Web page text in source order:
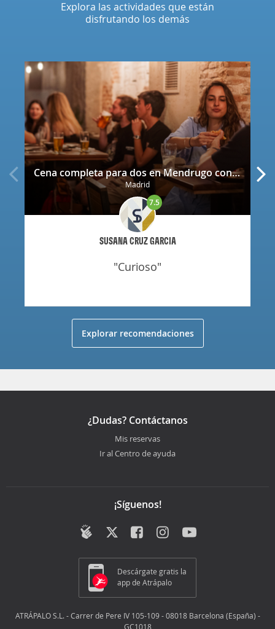
Cena completa para dos en Mendrugo con cerveza artesana incluida
Madrid
SUSANA CRUZ GARCIA
7.5
"curioso"
Explora las actividades que están
disfrutando los demás
Explorar recomendaciones
¿Dudas? Contáctanos
Mis reservas
Ir al Centro de ayuda
¡Síguenos!
Descárgate gratis la
app de Atrápalo
ATRÁPALO S.L. - Carrer de Pere IV 105-109 - 08018 Barcelona (España) -
GC1018